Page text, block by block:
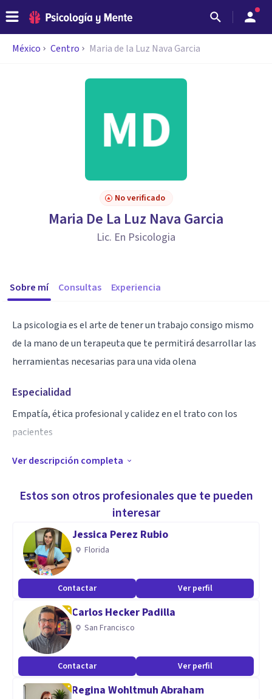
México Centro Maria de la Luz Nava Garcia
No verificado
Maria De La Luz Nava Garcia
Lic. En Psicologia
Sobre mí Consultas Experiencia
La psicologia es el arte de tener un trabajo consigo mismo
de la mano de un terapeuta que te permitirá desarrollar las
herramientas necesarias para una vida olena
Especialidad
Empatía, ética profesional y calidez en el trato con los
pacientes
Aptitudes
Ver descripción completa
Estos son otros profesionales que te pueden
interesar
Jessica Perez Rubio
Florida
Contactar Ver perfil
Carlos Hecker Padilla
San Francisco
Contactar Ver perfil
Regina Wohltmuh Abraham